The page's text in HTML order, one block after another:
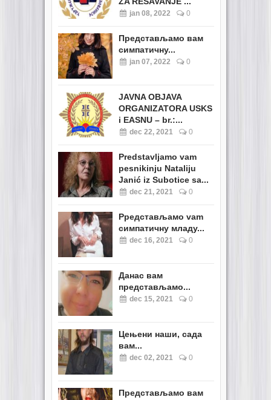
jan 08, 2022 0
Представљамо вам
симпатичну...
jan 07, 2022 0
JAVNA OBJAVA
ORGANIZATORA USKS
i EASNU – br.:...
dec 22, 2021 0
Predstavljamo vam
pesnikinju Nataliju
Janić iz Subotice sa...
dec 21, 2021 0
Pредстављамо vam
симпатичну младу...
dec 16, 2021 0
Данас вам
представљамо...
dec 15, 2021 0
Цењени наши, сада
вам...
dec 02, 2021 0
Представљамо вам